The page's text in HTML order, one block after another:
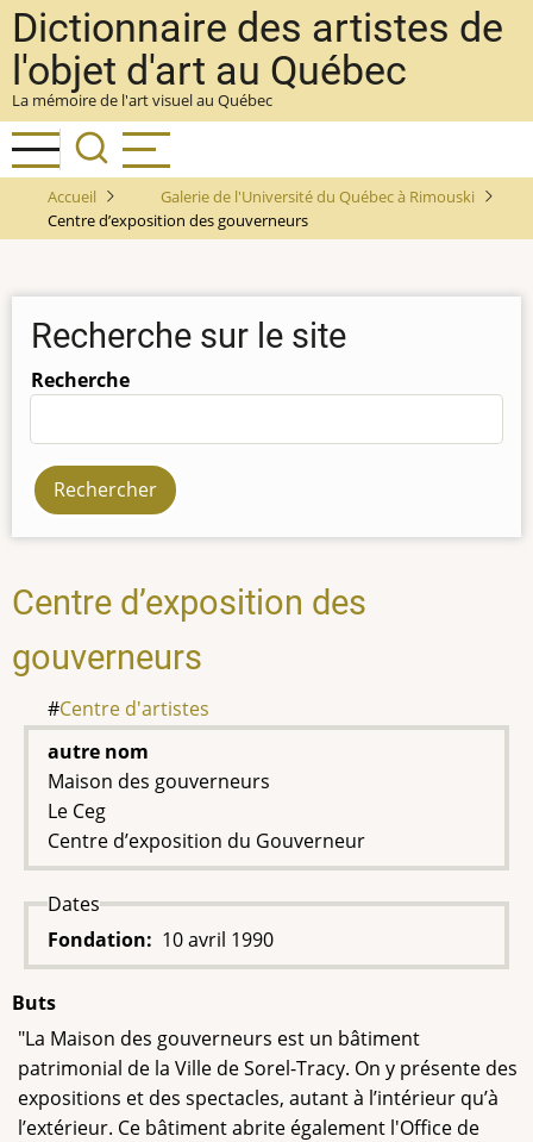
Aller
au
contenu
principal
Dictionnaire des artistes de
l'objet d'art au Québec
La mémoire de l'art visuel au Québec
Accueil
Galerie de l'Université du Québec à Rimouski
Centre d’exposition des gouverneurs
Recherche sur le site
Recherche
Centre d’exposition des
gouverneurs
Centre d'artistes
autre nom
Maison des gouverneurs
Le Ceg
Centre d’exposition du Gouverneur
Dates
Fondation
10 avril 1990
Buts
"La Maison des gouverneurs est un bâtiment
patrimonial de la Ville de Sorel-Tracy. On y présente des
expositions et des spectacles, autant à l’intérieur qu’à
l’extérieur. Ce bâtiment abrite également l'Office de